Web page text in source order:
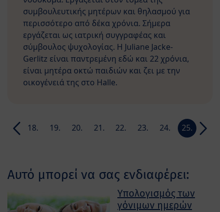
συμβουλευτικής μητέρων και θηλασμού για
περισσότερο από δέκα χρόνια. Σήμερα
εργάζεται ως ιατρική συγγραφέας και
σύμβουλος ψυχολογίας. Η Juliane Jacke-
Gerlitz είναι παντρεμένη εδώ και 22 χρόνια,
είναι μητέρα οκτώ παιδιών και ζει με την
οικογένειά της στο Halle.
17.
18.
19.
20.
21.
22.
23.
24.
25.
26.
Αυτό μπορεί να σας ενδιαφέρει:
Υπολογισμός των
γόνιμων ημερών